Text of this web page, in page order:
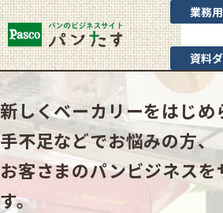
業務
資料
選ばれる理由
業態別提案
カテゴリ一覧
お役立ちブログ
Pascoのサポート
新しくベーカリーをはじめ
手不足などでお悩みの方、
お客さまのパンビジネスを
す。